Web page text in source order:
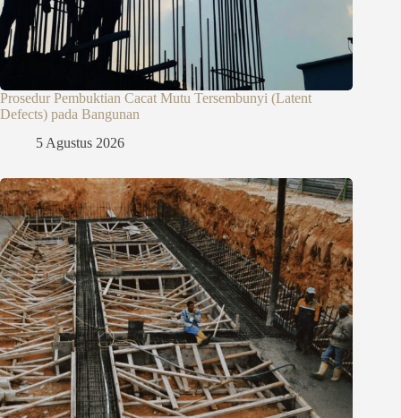
Prosedur Pembuktian Cacat Mutu Tersembunyi (Latent
Defects) pada Bangunan
5 Agustus 2026